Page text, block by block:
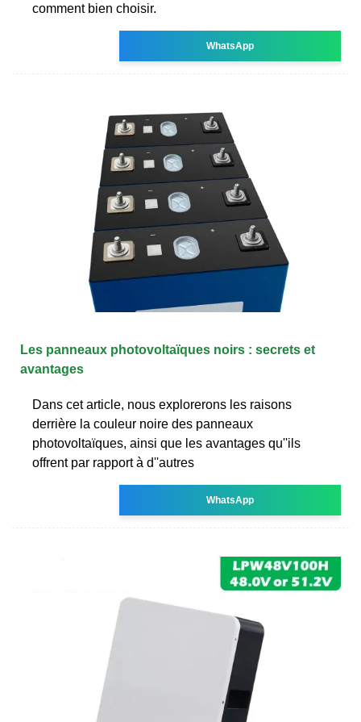
comment bien choisir.
WhatsApp
Les panneaux photovoltaïques noirs : secrets et
avantages
Dans cet article, nous explorerons les raisons
derrière la couleur noire des panneaux
photovoltaïques, ainsi que les avantages qu''ils
offrent par rapport à d''autres
WhatsApp